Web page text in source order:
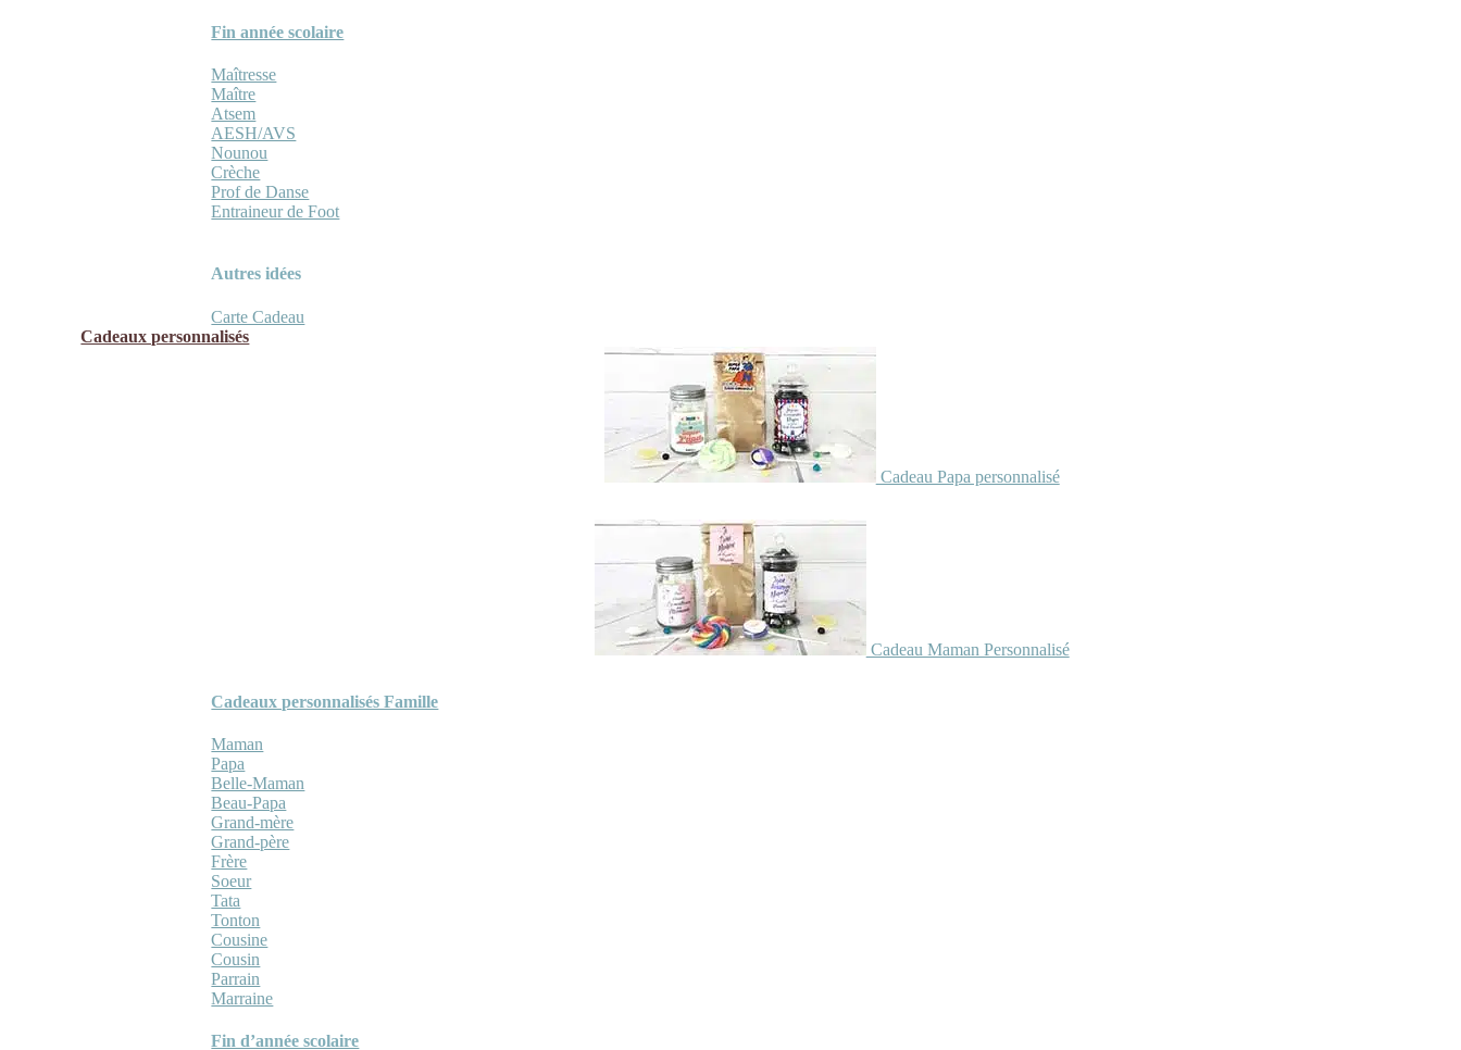
Fin année scolaire
Maîtresse
Maître
Atsem
AESH/AVS
Nounou
Crèche
Prof de Danse
Entraineur de Foot
Autres idées
Carte Cadeau
Cadeaux personnalisés
Cadeau Papa personnalisé
Cadeau Maman Personnalisé
Cadeaux personnalisés Famille
Maman
Papa
Belle-Maman
Beau-Papa
Grand-mère
Grand-père
Frère
Soeur
Tata
Tonton
Cousine
Cousin
Parrain
Marraine
Fin d’année scolaire